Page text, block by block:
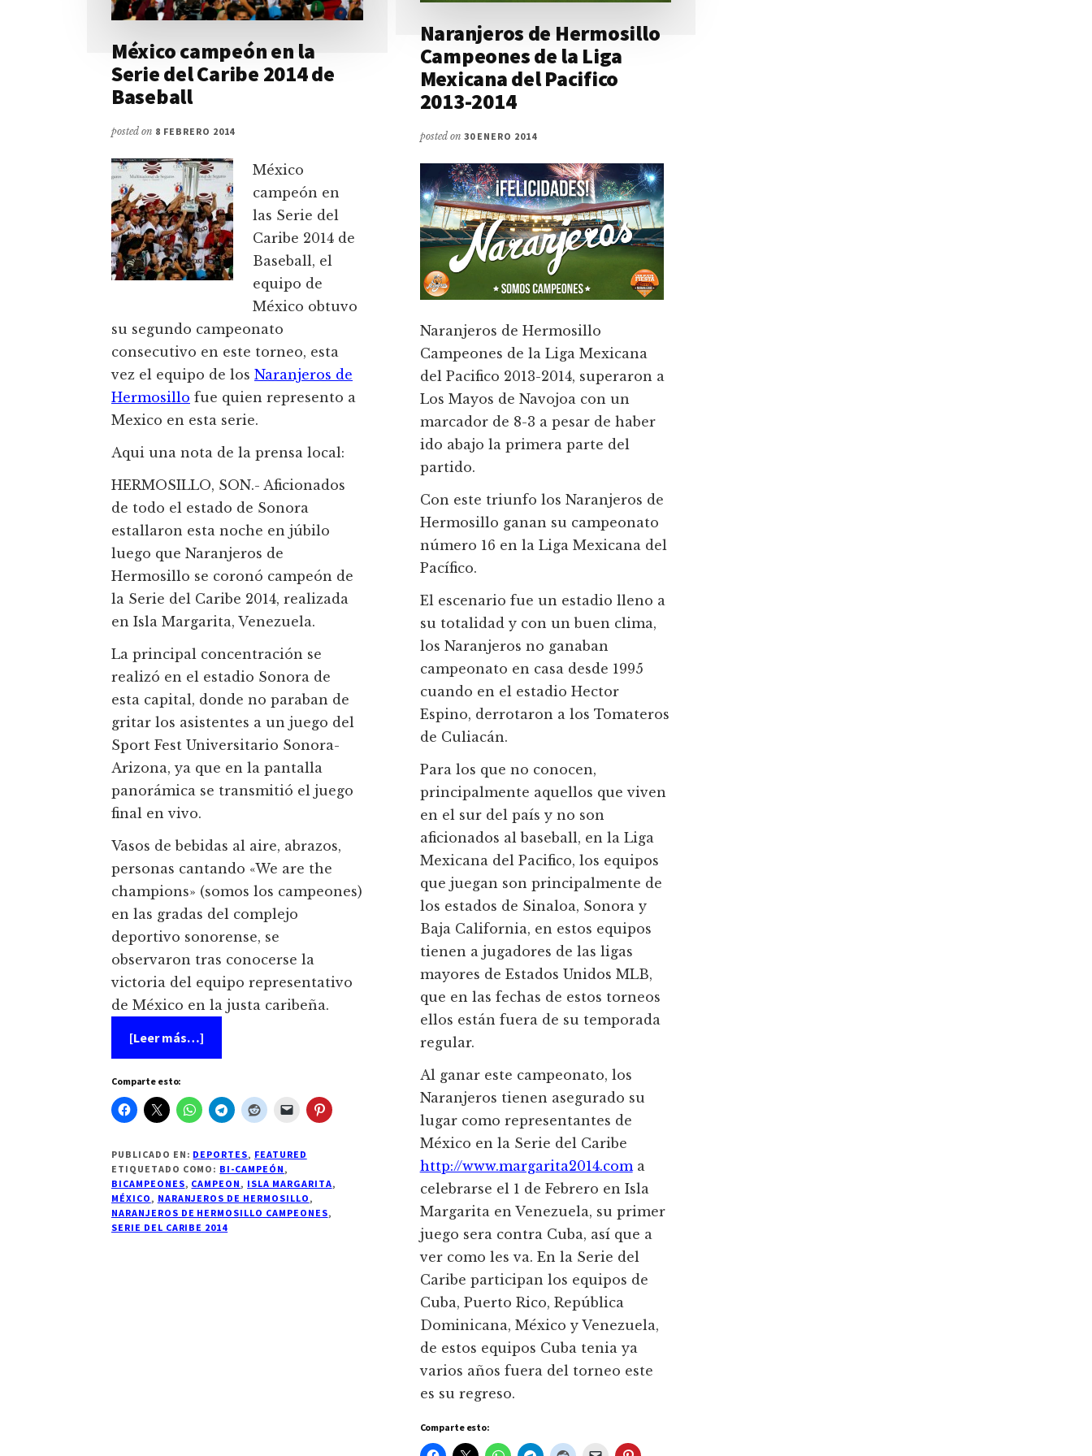
México campeón en la
Serie del Caribe 2014 de
Baseball
posted on 8 FEBRERO 2014
México
campeón en
las Serie del
Caribe 2014 de
Baseball, el
equipo de
México obtuvo
su segundo campeonato
consecutivo en este torneo, esta
vez el equipo de los Naranjeros de
Hermosillo fue quien represento a
Mexico en esta serie.
Aqui una nota de la prensa local:
HERMOSILLO, SON.- Aficionados
de todo el estado de Sonora
estallaron esta noche en júbilo
luego que Naranjeros de
Hermosillo se coronó campeón de
la Serie del Caribe 2014, realizada
en Isla Margarita, Venezuela.
La principal concentración se
realizó en el estadio Sonora de
esta capital, donde no paraban de
gritar los asistentes a un juego del
Sport Fest Universitario Sonora-
Arizona, ya que en la pantalla
panorámica se transmitió el juego
final en vivo.
Vasos de bebidas al aire, abrazos,
personas cantando «We are the
champions» (somos los campeones)
en las gradas del complejo
deportivo sonorense, se
observaron tras conocerse la
victoria del equipo representativo
de México en la justa caribeña.
[Leer más…]
México
la
Serie
del
2014
de
Baseball
Comparte esto:
PUBLICADO EN: DEPORTES, FEATURED
ETIQUETADO COMO: BI-CAMPEÓN ,
BICAMPEONES, CAMPEON , ISLA MARGARITA,
MÉXICO , NARANJEROS DE HERMOSILLO ,
NARANJEROS DE HERMOSILLO CAMPEONES,
SERIE DEL CARIBE 2014
Naranjeros de Hermosillo
Campeones de la Liga
Mexicana del Pacifico
2013-2014
posted on 30 ENERO 2014
Naranjeros de Hermosillo
Campeones de la Liga Mexicana
del Pacifico 2013-2014, superaron a
Los Mayos de Navojoa con un
marcador de 8-3 a pesar de haber
ido abajo la primera parte del
partido.
Con este triunfo los Naranjeros de
Hermosillo ganan su campeonato
número 16 en la Liga Mexicana del
Pacífico.
El escenario fue un estadio lleno a
su totalidad y con un buen clima,
los Naranjeros no ganaban
campeonato en casa desde 1995
cuando en el estadio Hector
Espino, derrotaron a los Tomateros
de Culiacán.
Para los que no conocen,
principalmente aquellos que viven
en el sur del país y no son
aficionados al baseball, en la Liga
Mexicana del Pacifico, los equipos
que juegan son principalmente de
los estados de Sinaloa, Sonora y
Baja California, en estos equipos
tienen a jugadores de las ligas
mayores de Estados Unidos MLB,
que en las fechas de estos torneos
ellos están fuera de su temporada
regular.
Al ganar este campeonato, los
Naranjeros tienen asegurado su
lugar como representantes de
México en la Serie del Caribe
http://www.margarita2014.coma
celebrarse el 1 de Febrero en Isla
Margarita en Venezuela, su primer
juego sera contra Cuba, así que a
ver como les va. En la Serie del
Caribe participan los equipos de
Cuba, Puerto Rico, República
Dominicana, México y Venezuela,
de estos equipos Cuba tenia ya
varios años fuera del torneo este
es su regreso.
Comparte esto: